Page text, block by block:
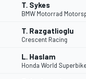
DTM
T. Sykes
BMW Motorrad
T. Razgatlioglu
Crescent Racing
L. Haslam
Honda World